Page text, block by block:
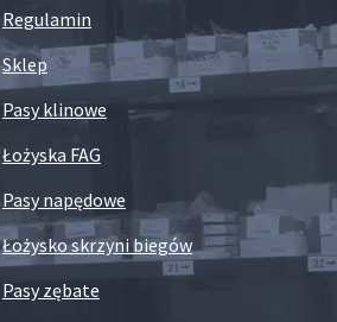
Regulamin
Sklep
Pasy klinowe
Łożyska FAG
Pasy napędowe
Łożysko skrzyni biegów
Pasy zębate